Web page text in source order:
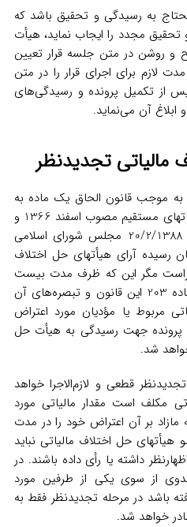
به رسیدگی و تحقیق باشد که
مجدد را ایجاب نماید، هیأت
و روشن در متن جلسه قرار تعیین
لازم برای اجرای قرار را در متن
از تکمیل پرونده و رسیدگی‌های
ابلاغ آن می‌نماید.
به موجب قانون الحاق یک ماده به
عنوان ماده 247 به قانونهای مالیاتهای مستقیم مصوب اسفند 1366 و
اصلاحات بعدی آن که در تاریخ 20/2/1388 مجلس شورای اسلامی
رسیده آرای هیأتهای حل اختلاف
مگر این که ظرف مدت بیست
روز از تاریخ ابلاغ رأی براساس ماده 203 این قانون و تبصره‌های آن
مربوط یا مؤدیان مورد اعتراض
پرونده جهت رسیدگی به هیأت حل
شد.
قطعی و لازم‌الاجرا خواهد
مکلف است مقدار مالیاتی مورد
بر آن اعتراض خود را در مدت
هیأتهای حل اختلاف مالیاتی نباید
داشته یا رأی داده باشند. در
از سوی یکی از طرفین مورد
باشد در مرحله تجدیدنظر فقط به
خواهد شد.